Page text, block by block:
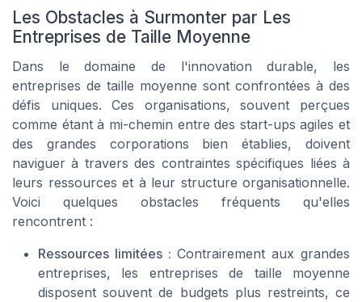
Les Obstacles à Surmonter par Les
Entreprises de Taille Moyenne
Dans le domaine de l'innovation durable, les
entreprises de taille moyenne sont confrontées à des
défis uniques. Ces organisations, souvent perçues
comme étant à mi-chemin entre des start-ups agiles et
des grandes corporations bien établies, doivent
naviguer à travers des contraintes spécifiques liées à
leurs ressources et à leur structure organisationnelle.
Voici quelques obstacles fréquents qu'elles
rencontrent :
Ressources limitées : Contrairement aux grandes
entreprises, les entreprises de taille moyenne
disposent souvent de budgets plus restreints, ce